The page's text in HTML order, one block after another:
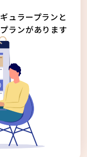
ュラープランと
ランがあります